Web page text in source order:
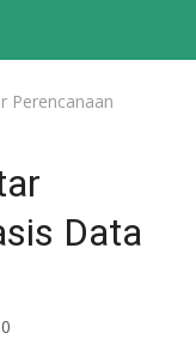
Perencanaan
Data
0